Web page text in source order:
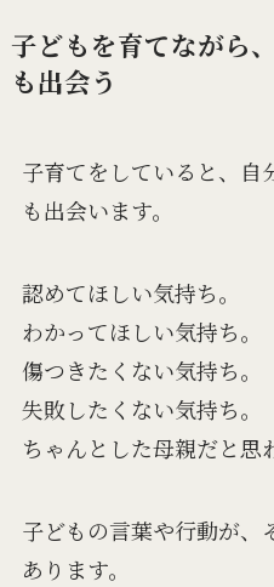
子どもを育てながら
も出会う
子育てをしていると、自
も出会います。
認めてほしい気持ち。
わかってほしい気持ち。
傷つきたくない気持ち。
失敗したくない気持ち。
ちゃんとした母親だと思
子どもの言葉や行動が、
あります。